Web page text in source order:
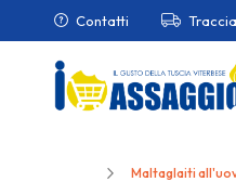
Contatti
Maltaglaiti